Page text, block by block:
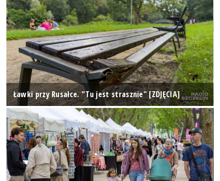
Ławki przy Rusałce. "Tu jest strasznie" [ZDJĘCIA]